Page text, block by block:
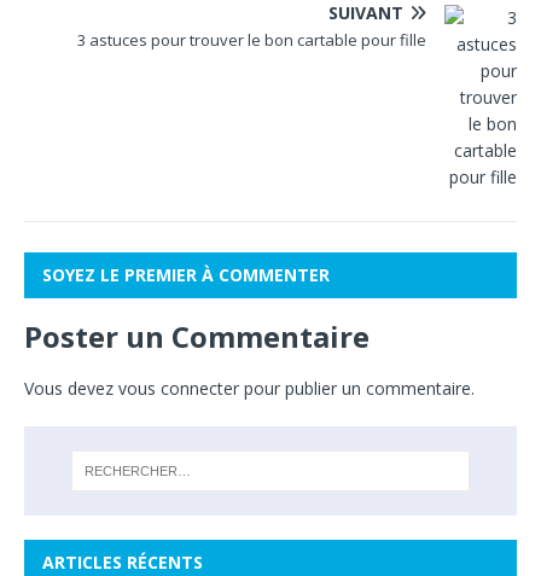
SUIVANT
3 astuces pour trouver le bon cartable pour fille
SOYEZ LE PREMIER À COMMENTER
Poster un Commentaire
Vous devez vous connecter pour publier un commentaire.
ARTICLES RÉCENTS